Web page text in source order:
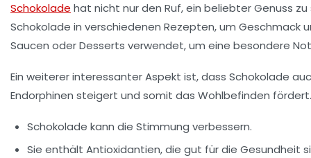
Schokolade hat nicht nur den Ruf, ein beliebter Genuss
Schokolade in verschiedenen Rezepten, um Geschmack
Saucen oder Desserts verwendet, um eine besondere
Ein weiterer interessanter Aspekt ist, dass Schokolade
Endorphinen steigert und somit das Wohlbefinden fördert.
Schokolade kann die Stimmung verbessern.
Sie enthält Antioxidantien, die gut für die Gesundheit